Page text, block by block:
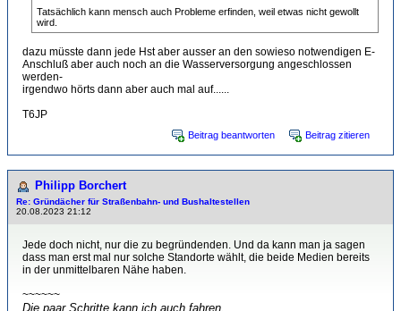
Tatsächlich kann mensch auch Probleme erfinden, weil etwas nicht gewollt
wird.
dazu müsste dann jede Hst aber ausser an den sowieso notwendigen E-
Anschluß aber auch noch an die Wasserversorgung angeschlossen
werden-
irgendwo hörts dann aber auch mal auf......
T6JP
Beitrag beantworten Beitrag zitieren
Philipp Borchert
Re: Gründächer für Straßenbahn- und Bushaltestellen
20.08.2023 21:12
Jede doch nicht, nur die zu begründenden. Und da kann man ja sagen
dass man erst mal nur solche Standorte wählt, die beide Medien bereits
in der unmittelbaren Nähe haben.
~~~~~~
Die paar Schritte kann ich auch fahren.